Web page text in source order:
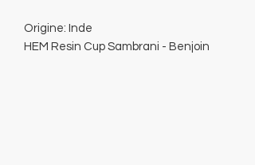
Origine: Inde
HEM Resin Cup Sambrani - Benjoin